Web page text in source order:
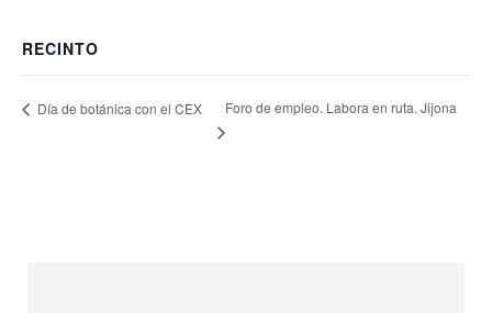
RECINTO
Día de botánica con el CEX Foro de empleo. Labora en ruta. Jijona